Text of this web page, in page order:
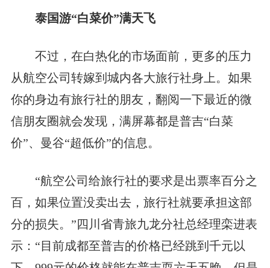
泰国游“白菜价”满天飞
不过，在白热化的市场面前，更多的压力
从航空公司转嫁到城内各大旅行社身上。如果
你的身边有旅行社的朋友，翻阅一下最近的微
信朋友圈就会发现，满屏幕都是普吉“白菜
价”、曼谷“超低价”的信息。
“航空公司给旅行社的要求是出票率百分之
百，如果位置没卖出去，旅行社就要承担这部
分的损失。”四川省青旅九龙分社总经理栾进表
示：“目前成都至普吉的价格已经跳到千元以